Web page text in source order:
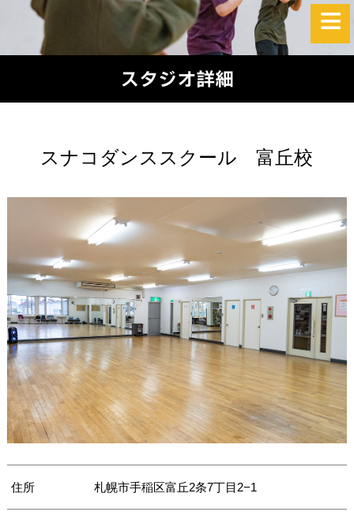
スタジオ詳細
スナコダンススクール 富丘校
住所 札幌市手稲区富丘2条7丁目2−1